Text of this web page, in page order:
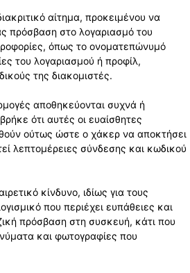
αίτημα, προκειμένου να
πρόσβαση στο λογαριασμό του
όπως το ονοματεπώνυμό
του λογαριασμού ή προφίλ,
της διακομιστές.
αποθηκεύονται συχνά ή
ότι αυτές οι ευαίσθητες
ούτως ώστε ο χάκερ να αποκτήσει
λεπτομέρειες σύνδεσης και κωδικού
κίνδυνο, ιδίως για τους
που περιέχει ευπάθειες και
πρόσβαση στη συσκευή, κάτι που
και φωτογραφίες που